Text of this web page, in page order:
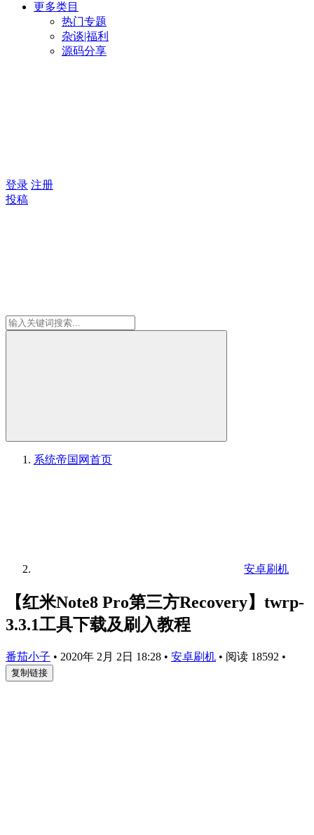
更多类目
热门专题
杂谈|福利
源码分享
登录 注册
投稿
系统帝国网首页
安卓刷机
【红米Note8 Pro第三方Recovery】twrp-
3.3.1工具下载及刷入教程
番茄小子 • 2020年 2月 2日 18:28 • 安卓刷机 • 阅读 18592 •
复制链接